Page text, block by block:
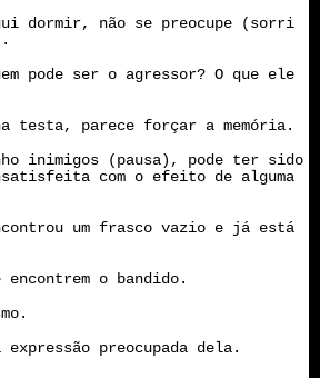
dormir, não se preocupe (sorri
pode ser o agressor? O que ele
testa, parece forçar a memória.
inimigos (pausa), pode ter sido
com o efeito de alguma
um frasco vazio e já está
encontrem o bandido.
preocupada dela.